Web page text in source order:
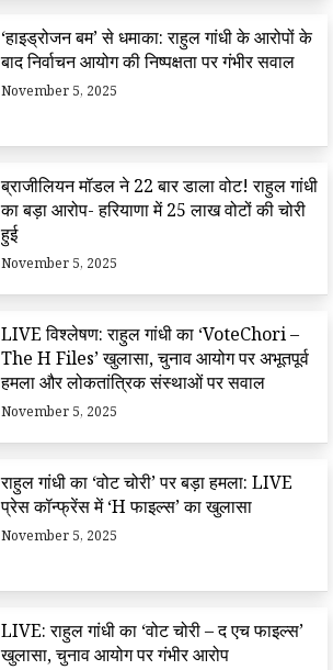
‘हाइड्रोजन बम’ से धमाका: राहुल गांधी के आरोपों के
बाद निर्वाचन आयोग की निष्पक्षता पर गंभीर सवाल
November 5, 2025
ब्राजीलियन मॉडल ने 22 बार डाला वोट! राहुल गांधी
का बड़ा आरोप- हरियाणा में 25 लाख वोटों की चोरी
हुई
November 5, 2025
LIVE विश्लेषण: राहुल गांधी का ‘VoteChori –
The H Files’ खुलासा, चुनाव आयोग पर अभूतपूर्व
हमला और लोकतांत्रिक संस्थाओं पर सवाल
November 5, 2025
राहुल गांधी का ‘वोट चोरी’ पर बड़ा हमला: LIVE
प्रेस कॉन्फ्रेंस में ‘H फाइल्स’ का खुलासा
November 5, 2025
LIVE: राहुल गांधी का ‘वोट चोरी – द एच फाइल्स’
खुलासा, चुनाव आयोग पर गंभीर आरोप